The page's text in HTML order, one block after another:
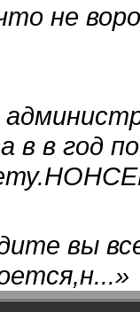
не
в в год
вы
»